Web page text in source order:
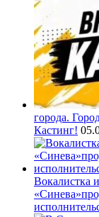
города.
Кастинг!
Вокалистка